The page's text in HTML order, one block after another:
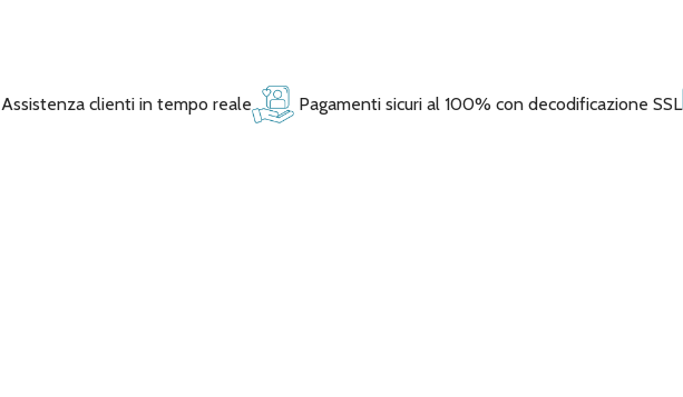
Assistenza clienti in tempo reale Pagamenti sicuri al 100% con decodificazione SSL